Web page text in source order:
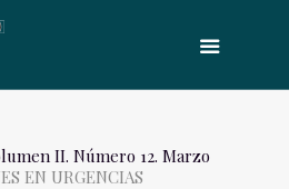
II. Número 12. Marzo
EN URGENCIAS